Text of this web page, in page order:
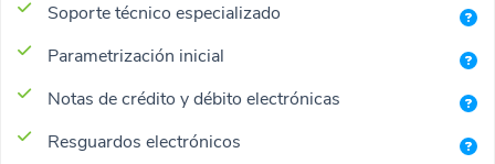
Soporte técnico especializado
Parametrización inicial
Notas de crédito y débito electrónicas
Resguardos electrónicos